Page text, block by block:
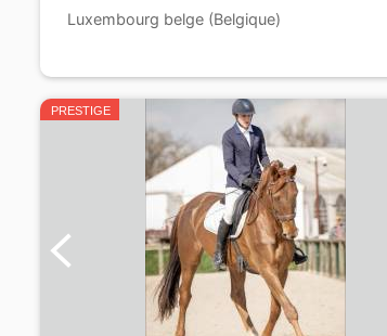
Luxembourg belge (Belgique)
PRESTIGE